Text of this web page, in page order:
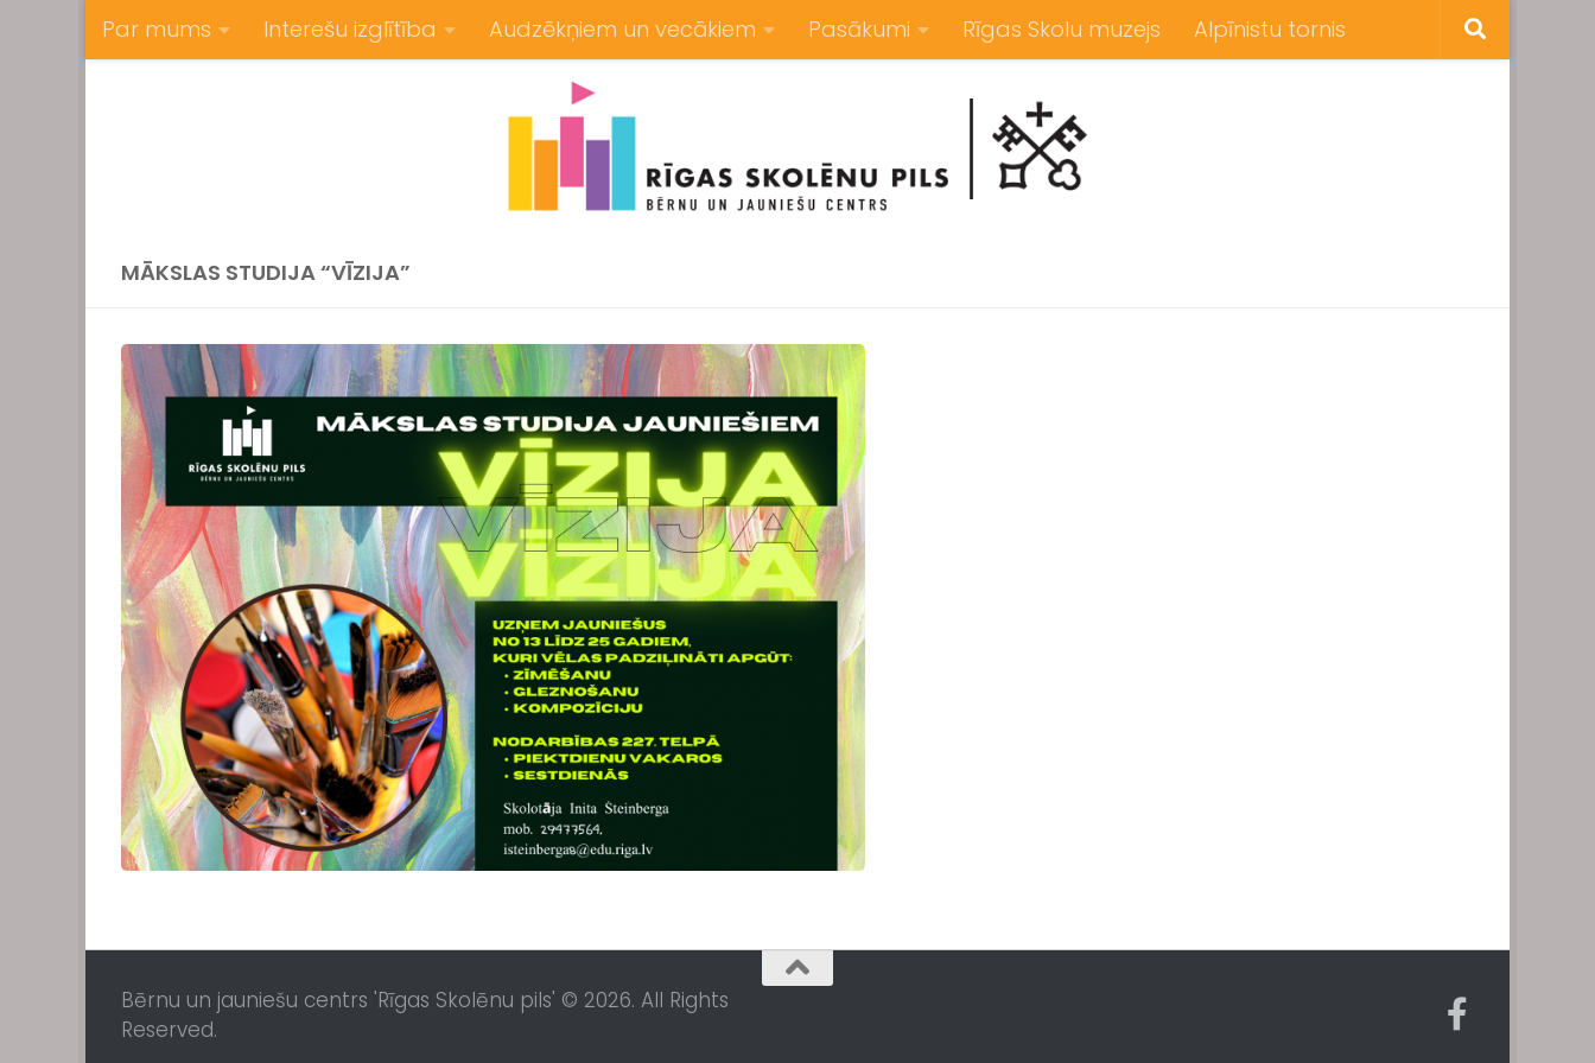
Skip to content
Par mums Interešu izglītība Audzēkņiem un vecākiem Pasākumi Rīgas Skolu muzejs Alpīnistu tornis
MĀKSLAS STUDIJA “VĪZIJA”
Bērnu un jauniešu centrs 'Rīgas Skolēnu pils' © 2026. All Rights
Reserved.